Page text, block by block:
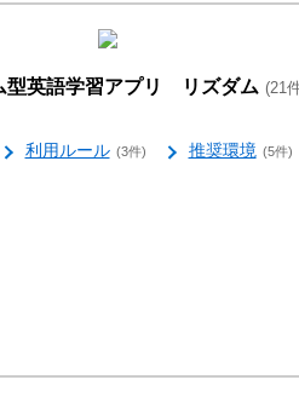
型英語学習アプリ リズダム (21
利用ルール (3件) 推奨環境 (5件)